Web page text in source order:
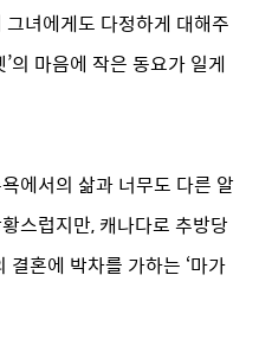
녀에게도 다정하게 대해주
의 마음에 작은 동요가 일게
에서의 삶과 너무도 다른 알
스럽지만, 캐나다로 추방당
결혼에 박차를 가하는 ‘마가